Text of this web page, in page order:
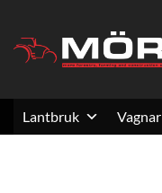
content
Lantbruk Vagnar